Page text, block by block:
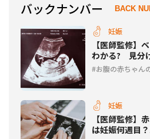
バックナンバー BACK
妊娠
【医師監修】
わかる? 見分
お腹の赤ちゃん
妊娠
【医師監修】
は妊娠何週目